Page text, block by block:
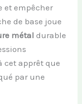
et empêcher
de base joue
métal durable
cet apprêt que
par une